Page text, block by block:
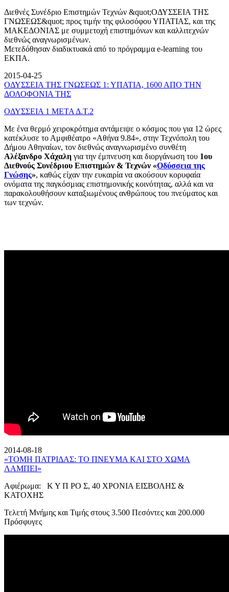
Διεθνές Συνέδριο Επιστημών Τεχνών &quot;ΟΔΥΣΣΕΙΑ ΤΗΣ
ΓΝΩΣΕΩΣ&quot; προς τιμήν της φιλοσόφου ΥΠΑΤΙΑΣ, και της
ΜΑΚΕΔΟΝΙΑΣ με συμμετοχή επιστημόνων και καλλιτεχνών
διεθνώς αναγνωρισμένων.
Μετεδόθησαν διαδικτυακά από το πρόγραμμα e-learning του
ΕΚΠΑ.
2015-04-25
ΟΔΥΣΣΕΙΑ ΤΗΣ ΓΝΩΣΕΩΣ 1: ΥΠΑΤΙΑ, 1600 ΑΠΟ ΤΗΝ
ΔΟΛΟΦΟΝΙΑ ΤΗΣ
ΟΔΥΣΣΕΙΑ 1 ΜΕΤΑ Δ.Τ.2
Με ένα θερμό χειροκρότημα αντάμειψε ο κόσμος που για 12 ώρες
κατέκλυσε το Αμφιθέατρο «Αθήνα 9.84», στην Τεχνόπολη του
Δήμου Αθηναίων, τον διεθνώς αναγνωρισμένο συνθέτη
Αλέξανδρο Χάχαλη για την έμπνευση και διοργάνωση του 1ου
Διεθνούς Συνέδριου Επιστημών & Τεχνών «Οδύσσεια της
Γνώσης», καθώς είχαν την ευκαιρία να ακούσουν κορυφαία
ονόματα της παγκόσμιας επιστημονικής κοινότητας, αλλά και να
παρακολουθήσουν καταξιωμένους ανθρώπους του πνεύματος και
των τεχνών.
2014-08-18
«ΤΟΜΗ ΠΑΤΡΙΔΑΣ: ΤΟ ΠΝΕΥΜΑ ΚΑΙ ΣΤΟ ΧΩΜΑ
ΛΑΜΠΕΙ»
Αφιέρωμα: Κ Υ Π ΡΟ Σ, 40 ΧΡΟΝΙΑ ΕΙΣΒΟΛΗΣ &
ΚΑΤΟΧΗΣ
Τελετή Μνήμης και Τιμής στους 3.500 Πεσόντες και 200.000
Πρόσφυγες